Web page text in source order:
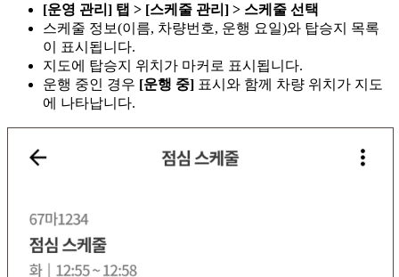
[운영 관리] 탭 > [스케줄 관리] > 스케줄 선택
스케줄 정보(이름, 차량번호, 운행 요일)와 탑승지 목록
이 표시됩니다.
지도에 탑승지 위치가 마커로 표시됩니다.
운행 중인 경우 [운행 중] 표시와 함께 차량 위치가 지도
에 나타납니다.